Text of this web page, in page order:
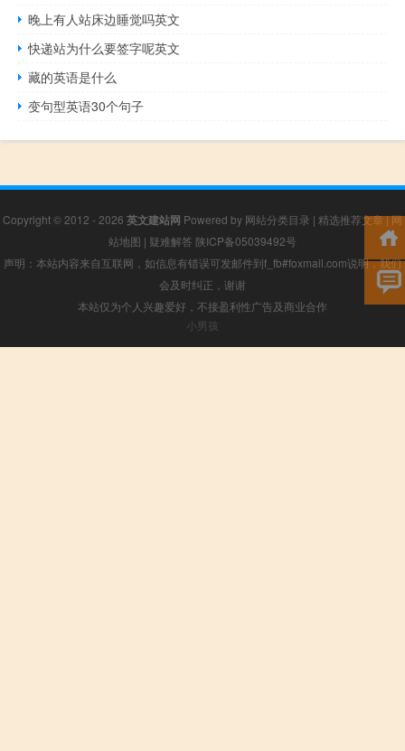
晚上有人站床边睡觉吗英文
快递站为什么要签字呢英文
藏的英语是什么
变句型英语30个句子
Copyright © 2012 - 2026 英文建站网 Powered by 网站分类目录 | 精选推荐文章|网
站地图 | 疑难解答 陕ICP备05039492号
声明：本站内容来自互联网，如信息有错误可发邮件到f_fb#foxmail.com说明，我们
会及时纠正，谢谢
本站仅为个人兴趣爱好，不接盈利性广告及商业合作
小男孩